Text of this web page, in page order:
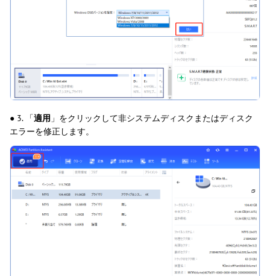
● 3. 「適用 」をクリックして非システムディスクまたはディスク
エラーを修正します。